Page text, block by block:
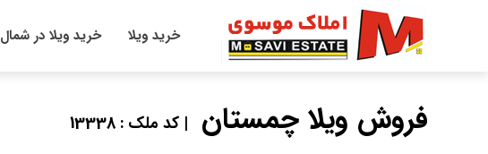
خرید ویلا خرید ویلا در شمال
فروش ویلا چمستان | کد ملک : 13338